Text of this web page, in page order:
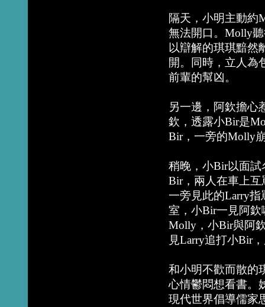
隔天，小明主動約
無法開口。Molly
以辯解的琪琪黯然
開。同時，立人為
前輩的幫凶。
另一邊，阿欽擔心
欽，透露小Bir是
Bir，一旁的Molly
稍晚，小Bir以面
Bir，兩人在車上
一旁見此的Larry
室，小Bir一見阿
Molly，小Bir與阿
見Larry追打小Bir
和小明不歡而散的
心情鬱悶想看書。
現代世界倡導儒家